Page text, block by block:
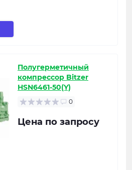
Полугерметичный
компрессор Bitzer
HSN6461-50(Y)
0
Цена по запросу